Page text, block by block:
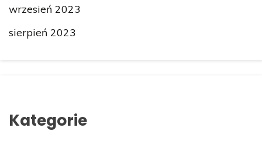
wrzesień 2023
sierpień 2023
Kategorie